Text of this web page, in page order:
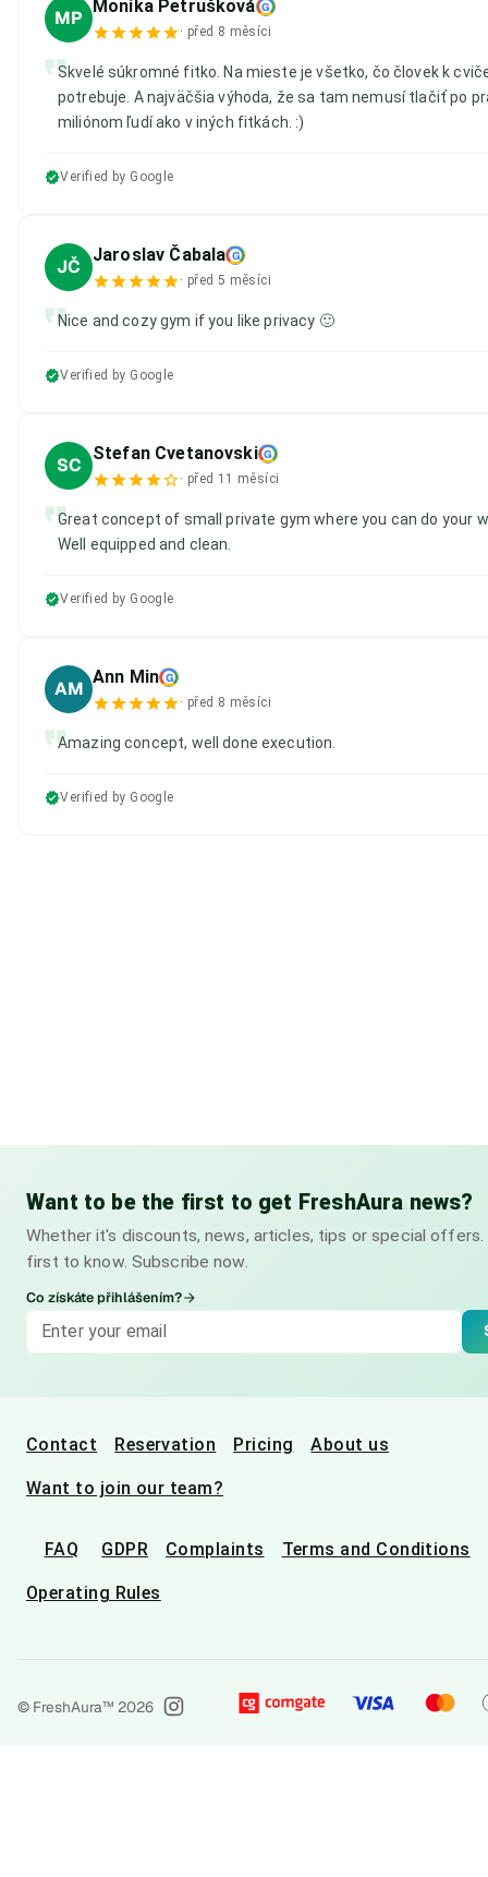
MP Monika Petrušková G
· před 8 měsíci
Skvelé súkromné fitko. Na mieste je všetko, čo človek k
potrebuje. A najväčšia výhoda, že sa tam nemusí tlačiť po
miliónom ľudí ako v iných fitkách. :)
Verified by Google
JČ Jaroslav Čabala G
· před 5 měsíci
Nice and cozy gym if you like privacy 🙂
Verified by Google
SC Stefan Cvetanovski G
· před 11 měsíci
Great concept of small private gym where you can do your
Well equipped and clean.
Verified by Google
AM Ann Min G
· před 8 měsíci
Amazing concept, well done execution.
Verified by Google
Want to be the first to get FreshAura news?
Whether it's discounts, news, articles, tips or special offers.
first to know. Subscribe now.
Co získáte přihlášením?
Contact Reservation Pricing About us
Want to join our team?
FAQ GDPR Complaints Terms and Conditions
Operating Rules
© FreshAura™ 2026